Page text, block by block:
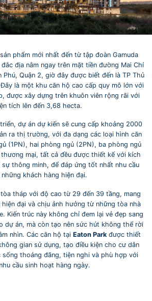
phẩm mới nhất đến từ tập đoàn Gamuda
địa nằm ngay trên mặt tiền đường Mai Chí
Quận 2, giờ đây được biết đến là TP Thủ
là một khu căn hộ cao cấp quy mô lớn với
được xây dựng trên khuôn viên rộng rãi với
tích lên đến 3,68 hecta.
dự án dự kiến sẽ cung cấp khoảng 2000
ra thị trường, với đa dạng các loại hình căn
(1PN), hai phòng ngủ (2PN), ba phòng ngủ
mại, tất cả đều được thiết kế với kích
thông minh, để đáp ứng tốt nhất nhu cầu
những khách hàng hiện đại.
tháp với độ cao từ 29 đến 39 tầng, mang
đại và chịu ảnh hưởng từ những tòa nhà
Kiến trúc này không chỉ đem lại vẻ đẹp sang
dự án, mà còn tạo nên sức hút không thể rời
nhìn. Các căn hộ tại Eaton Park được thiết
gian sử dụng, tạo điều kiện cho cư dân
thoáng đãng, tiện nghi và phù hợp với
cầu sinh hoạt hàng ngày.